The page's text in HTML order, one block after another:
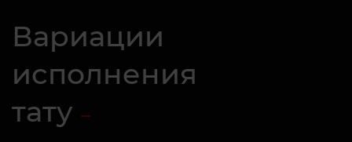
Вариации
исполнения
тату